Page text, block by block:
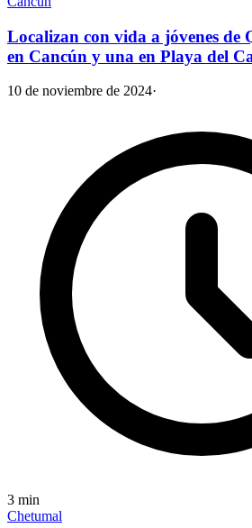
Localizan con vida a jóvenes de
en Cancún y una en Playa del
10 de noviembre de 2024·
3 min
Chetumal